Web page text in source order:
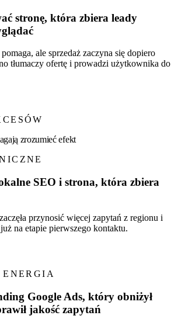
stronę, która zbiera leady
ale sprzedaż zaczyna się dopiero
tłumaczy ofertę i prowadzi użytkownika do
zrozumieć efekt
SEO i strona, która zbiera
przynosić więcej zapytań z regionu i
na etapie pierwszego kontaktu.
Google Ads, który obniżył
jakość zapytań